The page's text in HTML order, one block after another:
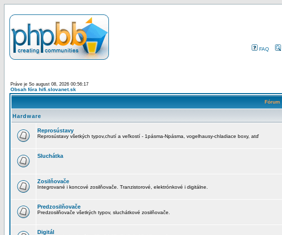
FAQ
Práve je So august 08, 2026 00:56:17
Obsah fóra hifi.slovanet.sk
Fórum
Hardware
Reprosústavy
Reprosústavy všetkých typov,chutí a veľkostí - 1pásma-Npásma, vogelhausy-chladiace boxy, atď
Sluchátka
Zosilňovače
Integrované i koncové zosilňovače. Tranzistorové, elektrónkové i digitálne.
Predzosilňovače
Predzosilňovače všetkých typov, sluchátkové zosilňovače.
Digitál